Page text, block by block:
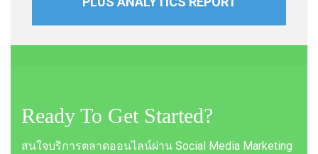
Ready To Get Started?
สนใจบริการตลาดออนไลน์ผ่าน Social Media Marketing